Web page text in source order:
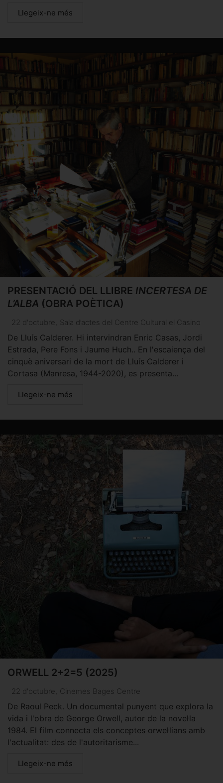
Llegeix-ne més
PRESENTACIÓ DEL LLIBRE INCERTESA DE
L’ALBA (OBRA POÈTICA)
22 d'octubre Sala d’actes del Centre Cultural el Casino
De Lluís Calderer. Hi intervindran Enric Casas, Jordi
Estrada, Pere Fons i Jaume Huch.. En l'escaiença del
cinquè aniversari de la mort de Lluís Calderer i
Cortasa (Manresa, 1944-2020), es presenta...
Llegeix-ne més
ORWELL 2+2=5 (2025)
22 d'octubre Cinemes Bages Centre
De Raoul Peck. Un documental punyent que explora la
vida i l'obra de George Orwell, autor de la novel·la
1984. El film connecta els conceptes orwel·lians amb
l'actualitat: des de l'autoritarisme...
Llegeix-ne més